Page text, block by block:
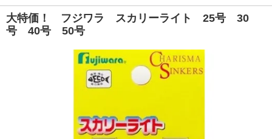
大特価！ フジワラ スカリーライト 25号 30
号 40号 50号